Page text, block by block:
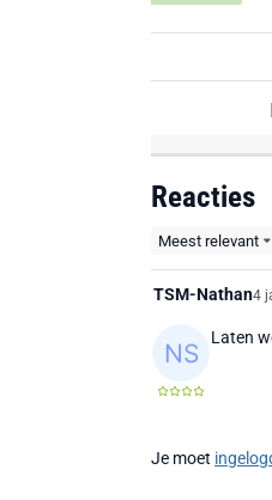
Reacties
Meest relevant
TSM-Nathan4
Laten
Je moet